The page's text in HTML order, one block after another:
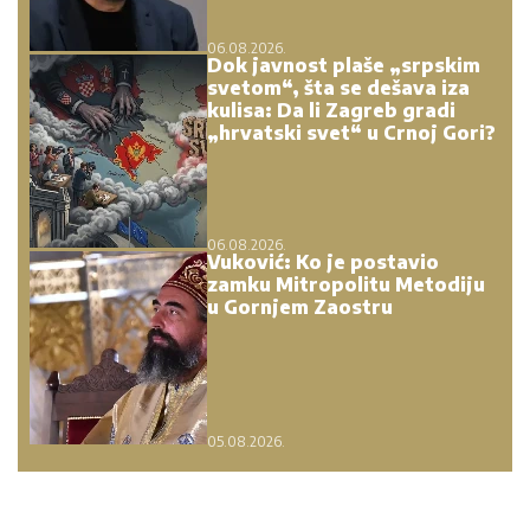
06.08.2026.
Dok javnost plaše „srpskim
svetom“, šta se dešava iza
kulisa: Da li Zagreb gradi
„hrvatski svet“ u Crnoj Gori?
06.08.2026.
Vuković: Ko je postavio
zamku Mitropolitu Metodiju
u Gornjem Zaostru
05.08.2026.